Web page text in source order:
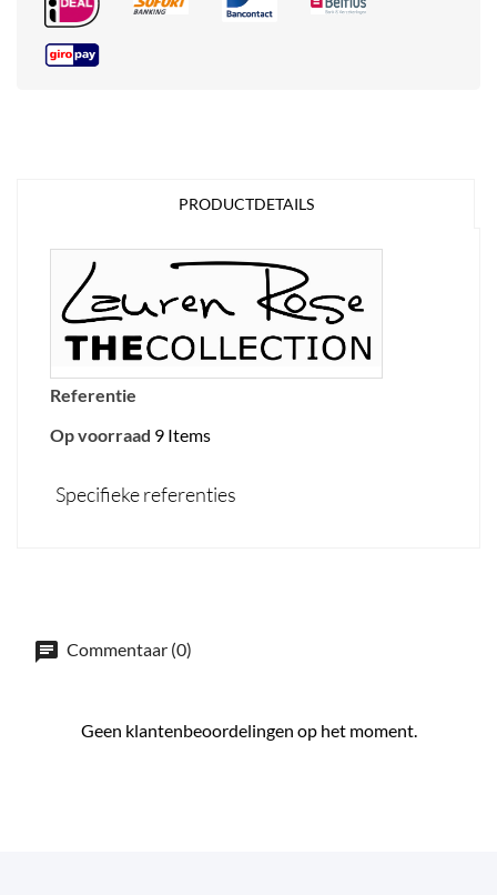
PRODUCTDETAILS
Referentie
Op voorraad 9 Items
Specifieke referenties
Commentaar (0)
Geen klantenbeoordelingen op het moment.